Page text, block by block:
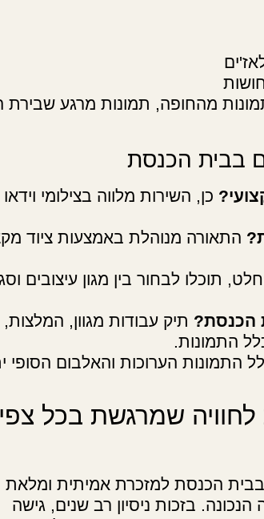
מהחופה, תמונות מרגע שבירת
בבית הכנסת
כן, השירות מלווה בצילומי
התאורה מנוהלת באמצעות ציוד
תוכלו לבחור בין מגון עיצובים
הכנסת? תיק עבודות מגוון, המלצות,
התמונות.
התמונות הערוכות והאלבום הסופי
שמרגשת בכל
הכנסת למזכרת אמיתית ומלאת
בזכות ניסיון רב שנים, גישה